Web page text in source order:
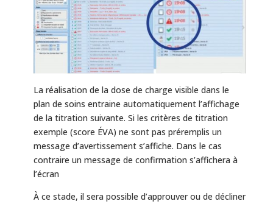
La réalisation de la dose de charge visible dans le
plan de soins entraine automatiquement l’affichage
de la titration suivante. Si les critères de titration
exemple (score ÉVA) ne sont pas préremplis un
message d’avertissement s’affiche. Dans le cas
contraire un message de confirmation s’affichera à
l’écran
À ce stade, il sera possible d’approuver ou de décliner